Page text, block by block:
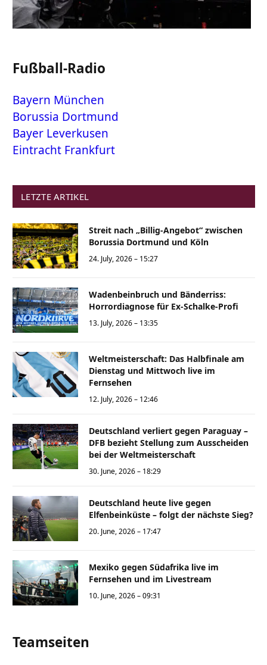
Fußball-Radio
Bayern München
Borussia Dortmund
Bayer Leverkusen
Eintracht Frankfurt
LETZTE ARTIKEL
Streit nach „Billig-Angebot“ zwischen
Borussia Dortmund und Köln
24. July, 2026 – 15:27
Wadenbeinbruch und Bänderriss:
Horrordiagnose für Ex-Schalke-Profi
13. July, 2026 – 13:35
Weltmeisterschaft: Das Halbfinale am
Dienstag und Mittwoch live im
Fernsehen
12. July, 2026 – 12:46
Deutschland verliert gegen Paraguay –
DFB bezieht Stellung zum Ausscheiden
bei der Weltmeisterschaft
30. June, 2026 – 18:29
Deutschland heute live gegen
Elfenbeinküste – folgt der nächste Sieg?
20. June, 2026 – 17:47
Mexiko gegen Südafrika live im
Fernsehen und im Livestream
10. June, 2026 – 09:31
Teamseiten